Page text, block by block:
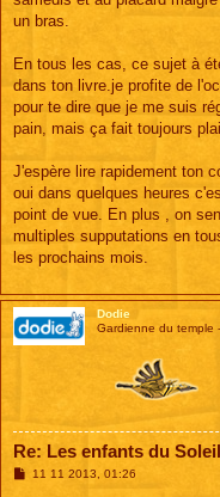
un bras.
En tous les cas, ce sujet à
dans ton livre.je profite de
pour te dire que je me suis
pain, mais ça fait toujours
J'espère lire rapidement ton
oui dans quelques heures
point de vue. En plus , on
multiples supputations en
les prochains mois.
Dodie
Gardienne du temple
Re: Les enfants du
M11 11 2013, 01:26